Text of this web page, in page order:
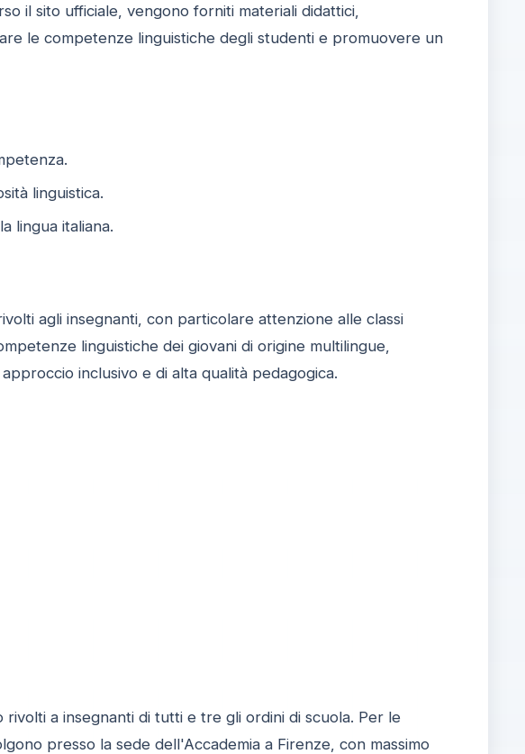
il sito ufficiale, vengono forniti materiali didattici,
le competenze linguistiche degli studenti e promuovere un
linguistica.
lingua italiana.
agli insegnanti, con particolare attenzione alle classi
linguistiche dei giovani di origine multilingue,
inclusivo e di alta qualità pedagogica.
rivolti a insegnanti di tutti e tre gli ordini di scuola. Per le
presso la sede dell'Accademia a Firenze, con massimo